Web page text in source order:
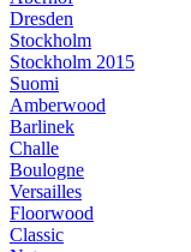
Dresden
Stockholm
Stockholm 2015
Suomi
Amberwood
Barlinek
Challe
Boulogne
Versailles
Floorwood
Classic